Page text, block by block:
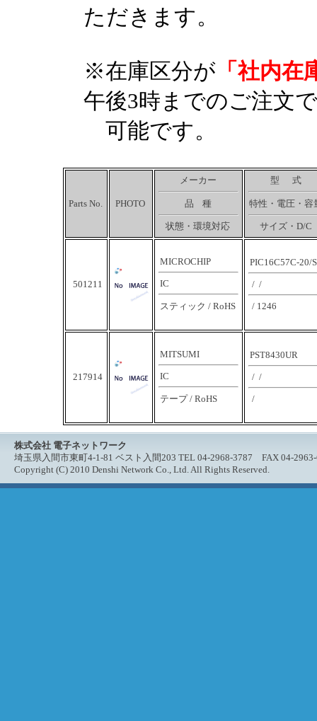
ただきます。
※在庫区分が 「社内
午後3時までのご注文
可能です。
Parts No. PHOTO
メーカー
品 種
状態・環境対応
型 式
特性・電圧・容
サイズ・D/C
501211
MICROCHIP
IC
スティック / RoHS
PIC16C57C-20/
/ /
/ 1246
217914
MITSUMI
IC
テープ / RoHS
PST8430UR
/ /
/
株式会社 電子ネットワーク
埼玉県入間市東町4-1-81 ベスト入間203 TEL 04-2968-3787 FAX 04-
Copyright (C) 2010 Denshi Network Co., Ltd. All Rights Reserved.